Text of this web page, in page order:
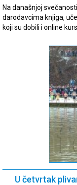
Na današnjoj
darodavcima knjiga,
koji su dobili i online
U četvrtak